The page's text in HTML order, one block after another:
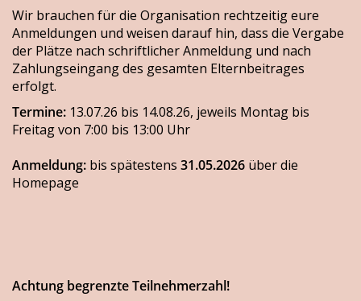
Wir brauchen für die Organisation rechtzeitig eure
Anmeldungen und weisen darauf hin, dass die Vergabe
der Plätze nach schriftlicher Anmeldung und nach
Zahlungseingang des gesamten Elternbeitrages
erfolgt.
Termine: 13.07.26 bis 14.08.26, jeweils Montag bis
Freitag von 7:00 bis 13:00 Uhr
Anmeldung: bis spätestens 31.05.2026 über die
Homepage
Achtung begrenzte Teilnehmerzahl!